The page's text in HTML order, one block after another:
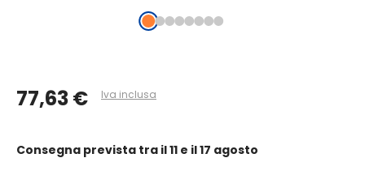
77,63 € Iva inclusa
Consegna prevista tra il 11 e il 17 agosto